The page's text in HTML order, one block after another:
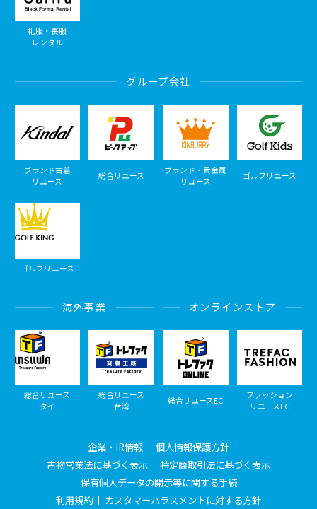
礼服・喪服
レンタル
グループ会社
ブランド古着
リユース
総合リユース
ブランド・貴金属
リユース
ゴルフリユース
ゴルフリユース
海外事業
総合リユース
タイ
総合リユース
台湾
オンラインストア
総合リユースEC
ファッション
リユースEC
企業・IR情報
個人情報保護方針
古物営業法に基づく表示
特定商取引法に基づく表示
保有個人データの開示等に関する手続
利用規約
カスタマーハラスメントに対する方針